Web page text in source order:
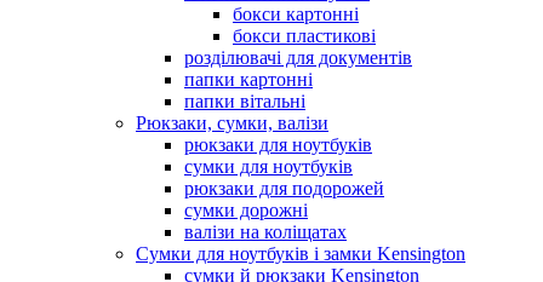
бокси картонні
бокси пластикові
розділювачі для документів
папки картонні
папки вітальні
Рюкзаки, сумки, валізи
рюкзаки для ноутбуків
сумки для ноутбуків
рюкзаки для подорожей
сумки дорожні
валізи на коліщатах
Сумки для ноутбуків і замки Kensington
сумки й рюкзаки Kensington